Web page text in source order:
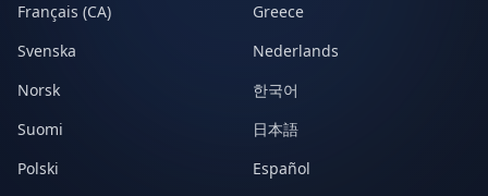
Français (CA)
Greece
Svenska
Nederlands
Norsk
한국어
Suomi
日本語
Polski
Español